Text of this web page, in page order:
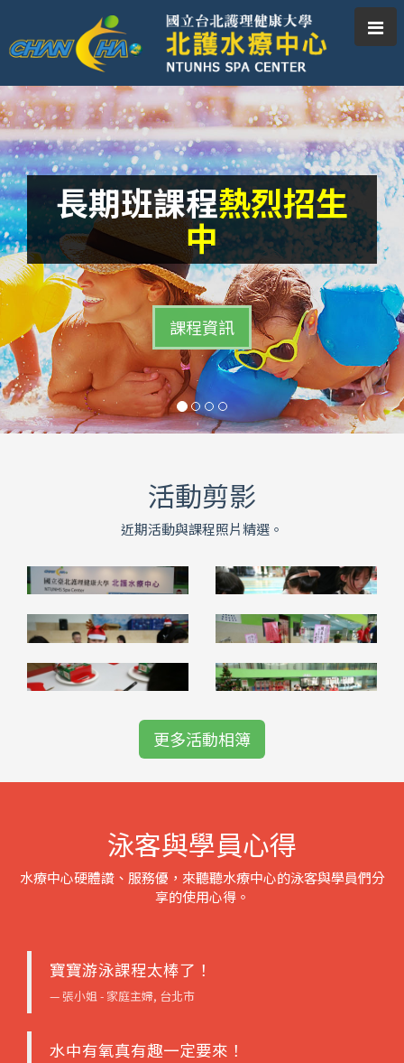
長期班課程熱烈招生
中
課程資訊
頂級水療設施
臭氧殺菌全年溫水游泳池、SPA池、蒸氣室、烤箱、
按摩池、冷水池...
慶祝水療中心開幕
展覽公司跨界，打造台北市最頂級水療中心...
更多報導
活動剪影
近期活動與課程照片精選。
更多活動相簿
泳客與學員心得
水療中心硬體讚、服務優，來聽聽水療中心的泳客與學員們分
享的使用心得。
寶寶游泳課程太棒了！
張小姐 - 家庭主婦, 台北市
水中有氧真有趣一定要來！